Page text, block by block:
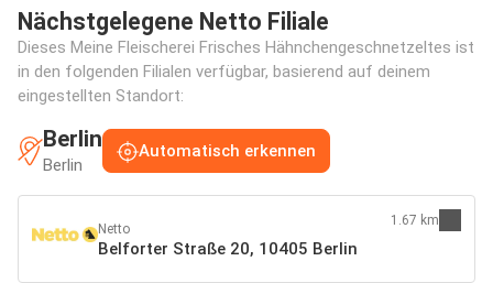
Nächstgelegene Netto Filiale
Dieses Meine Fleischerei Frisches Hähnchengeschnetzeltes ist
in den folgenden Filialen verfügbar, basierend auf deinem
eingestellten Standort:
Berlin
Berlin
Automatisch erkennen
Netto
Belforter Straße 20, 10405 Berlin
1.67 km